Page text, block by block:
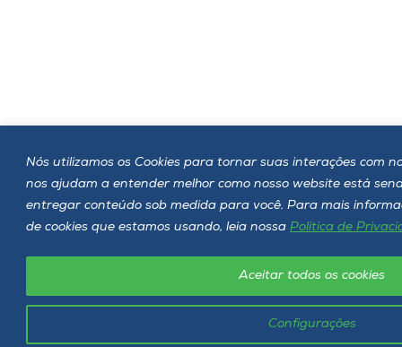
Nós utilizamos os Cookies para tornar suas interações com
nos ajudam a entender melhor como nosso website está
entregar conteúdo sob medida para você. Para mais
de cookies que estamos usando, leia nossa Política de
Configurações
Aceitar todos os cookies